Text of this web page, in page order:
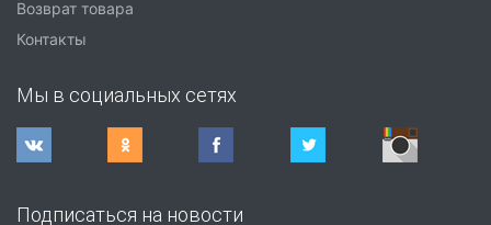
Возврат товара
Контакты
Мы в социальных сетях
Подписаться на новости